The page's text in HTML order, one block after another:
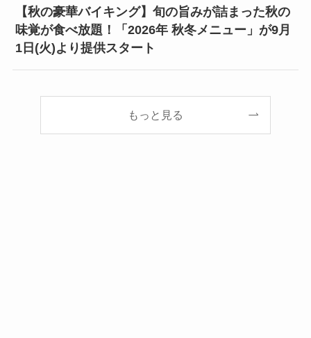
【秋の豪華バイキング】旬の旨みが詰まった秋の
味覚が食べ放題！「2026年 秋冬メニュー」が9月
1日(火)より提供スタート
もっと見る